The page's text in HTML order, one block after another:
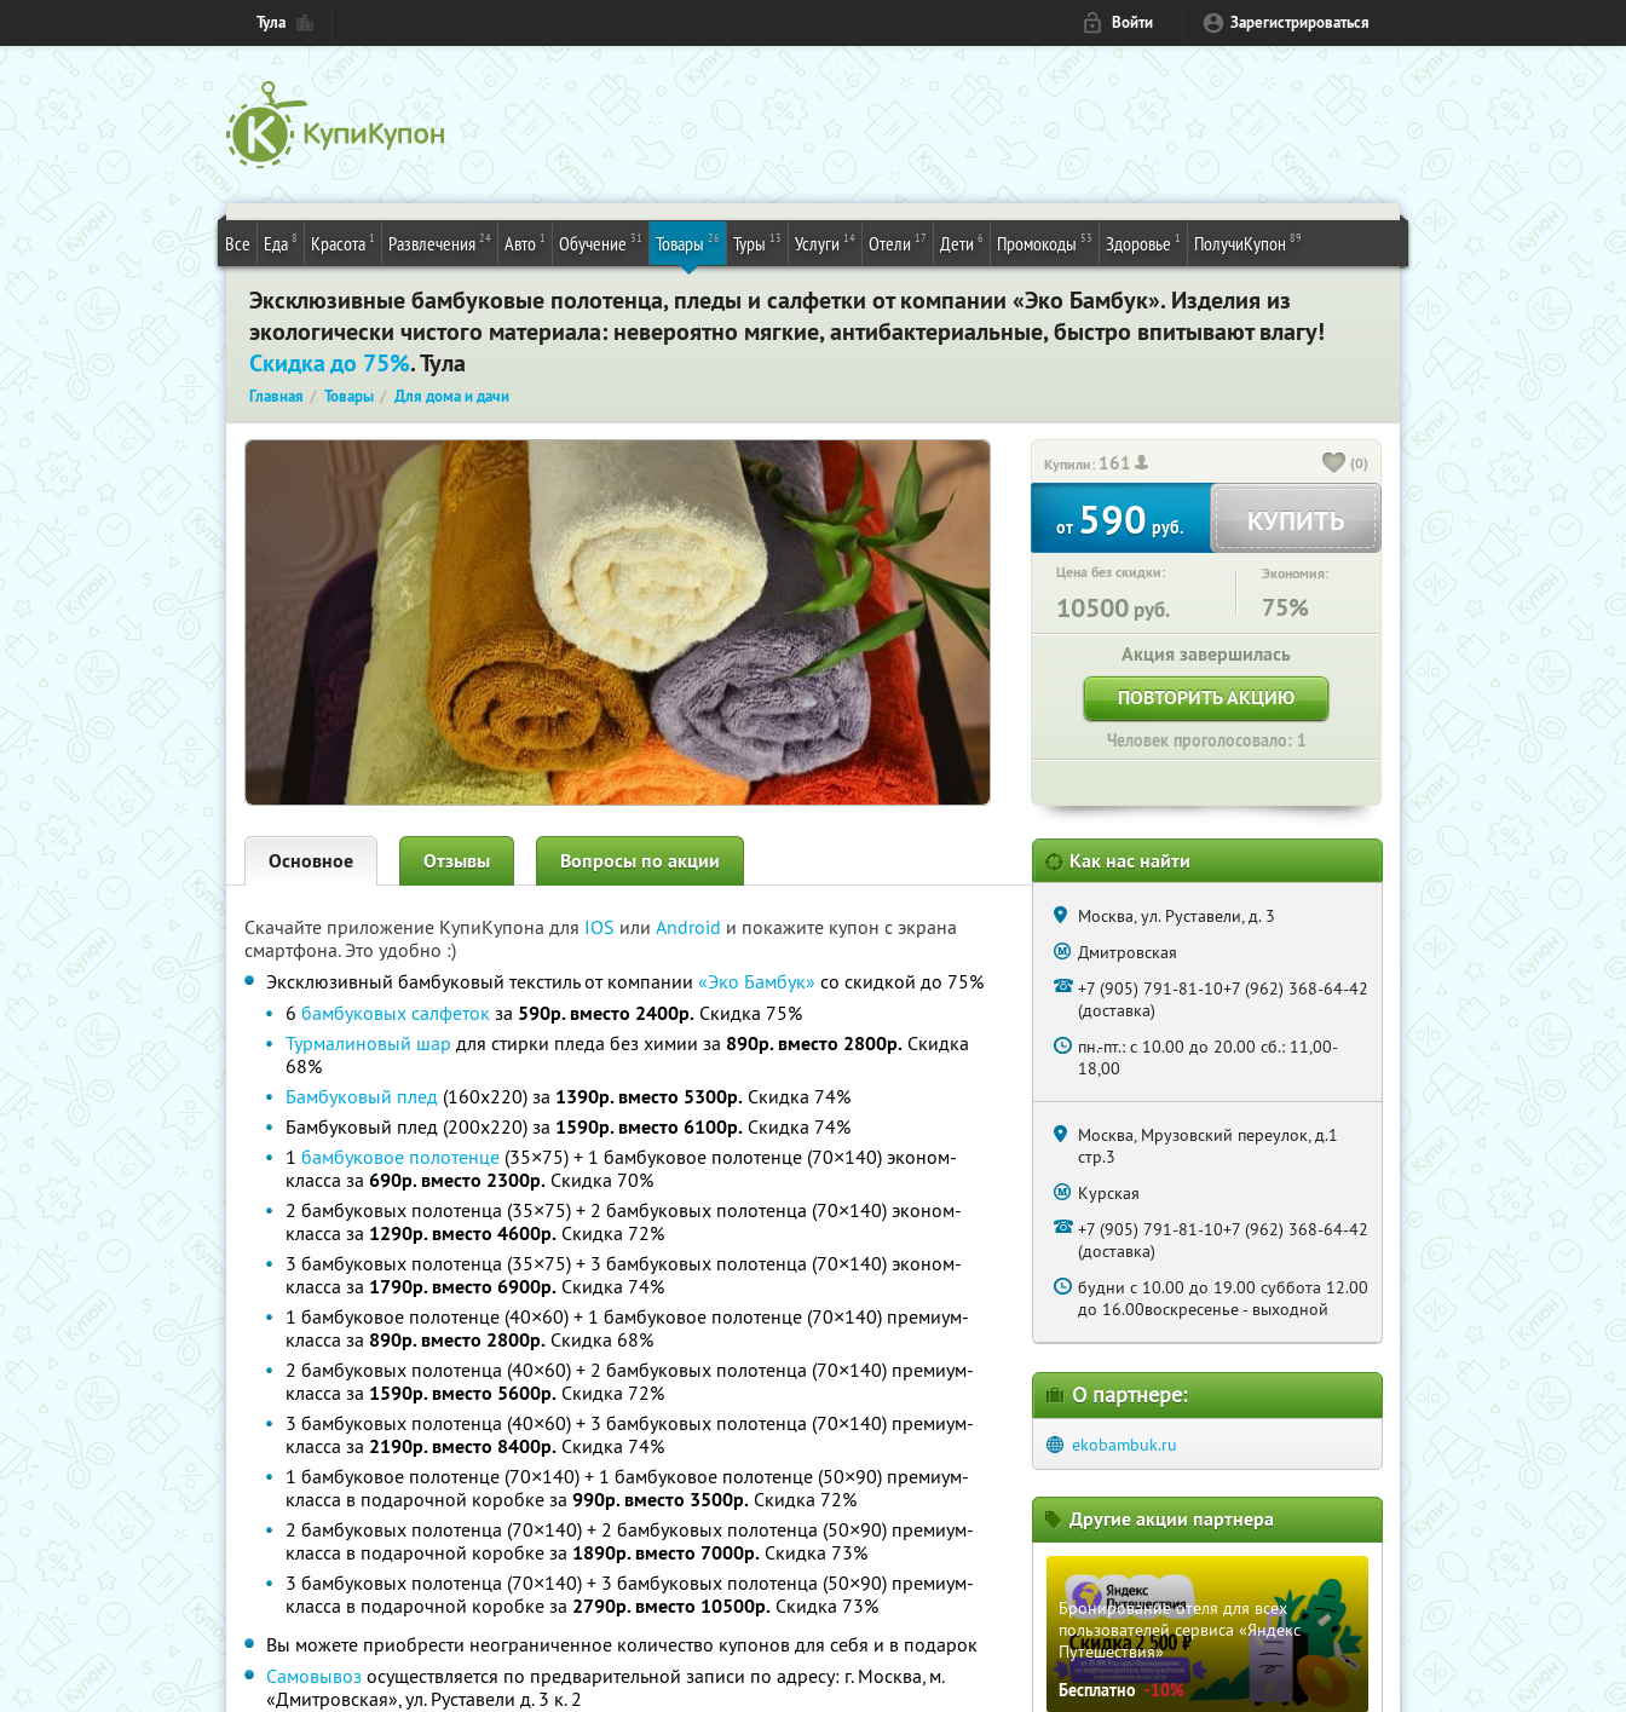
Тула Войти Зарегистрироваться
Все Еда 8 Красота 1 Развлечения 24 Авто 1 Обучение 31 Товары 26 Туры 13 Услуги 14 Отели 17 Дети 6 Промокоды 53 Здоровье 1 ПолучиКупон 89
Эксклюзивные бамбуковые полотенца, пледы и салфетки от компании «Эко Бамбук». Изделия из
экологически чистого материала: невероятно мягкие, антибактериальные, быстро впитывают влагу!
Скидка до 75%. Тула
Главная Товары Для дома и дачи
Купили: 161 (0)
от590руб. КУПИТЬ
Цена без скидки:
10500 руб.
Экономия:
75%
Акция завершилась
ПОВТОРИТЬ АКЦИЮ
Человек проголосовало: 1
Основное Отзывы Вопросы по акции
Скачайте приложение КупиКупона для IOS или Android и покажите купон с экрана
смартфона. Это удобно :)
Эксклюзивный бамбуковый текстиль от компании «Эко Бамбук» со скидкой до 75%
6 бамбуковых салфеток за 590р. вместо 2400р. Скидка 75%
Турмалиновый шар для стирки пледа без химии за 890р. вместо 2800р. Скидка
68%
Бамбуковый плед (160x220) за 1390р. вместо 5300р. Скидка 74%
Бамбуковый плед (200x220) за 1590р. вместо 6100р. Скидка 74%
1 бамбуковое полотенце (35×75) + 1 бамбуковое полотенце (70×140) эконом-
класса за 690р. вместо 2300р. Скидка 70%
2 бамбуковых полотенца (35×75) + 2 бамбуковых полотенца (70×140) эконом-
класса за 1290р. вместо 4600р. Скидка 72%
3 бамбуковых полотенца (35×75) + 3 бамбуковых полотенца (70×140) эконом-
класса за 1790р. вместо 6900р. Скидка 74%
1 бамбуковое полотенце (40×60) + 1 бамбуковое полотенце (70×140) премиум-
класса за 890р. вместо 2800р. Скидка 68%
2 бамбуковых полотенца (40×60) + 2 бамбуковых полотенца (70×140) премиум-
класса за 1590р. вместо 5600р. Скидка 72%
3 бамбуковых полотенца (40×60) + 3 бамбуковых полотенца (70×140) премиум-
класса за 2190р. вместо 8400р. Скидка 74%
1 бамбуковое полотенце (70×140) + 1 бамбуковое полотенце (50×90) премиум-
класса в подарочной коробке за 990р. вместо 3500р. Скидка 72%
2 бамбуковых полотенца (70×140) + 2 бамбуковых полотенца (50×90) премиум-
класса в подарочной коробке за 1890р. вместо 7000р. Скидка 73%
3 бамбуковых полотенца (70×140) + 3 бамбуковых полотенца (50×90) премиум-
класса в подарочной коробке за 2790р. вместо 10500р. Скидка 73%
Вы можете приобрести неограниченное количество купонов для себя и в подарок
Самовывоз осуществляется по предварительной записи по адресу: г. Москвa, м.
«Дмитровская», ул. Руставели д. 3 к. 2
Как нас найти
Москва, ул. Руставели, д. 3
Дмитровская
+7 (905) 791-81-10+7 (962) 368-64-42
(доставка)
пн.-пт.: с 10.00 до 20.00 сб.: 11,00-
18,00
Москва, Мрузовский переулок, д.1
стр.3
Курская
+7 (905) 791-81-10+7 (962) 368-64-42
(доставка)
будни с 10.00 до 19.00 суббота 12.00
до 16.00воскресенье - выходной
О партнере:
ekobambuk.ru
Другие акции партнера
Бронирование отеля для всех
пользователей сервиса «Яндекс
Путешествия»
Бесплатно -10%